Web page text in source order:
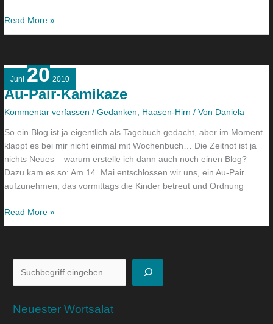
Read More »
Juni 20 2010
Au-Pair-Kamikaze
Kommentar verfassen /Gedanken Haasen-Hirn / Von Daniela
So ein Blog ist ja eigentlich als Tagebuch gedacht, aber im Moment
klappt es bei mir nicht einmal mit Wochenbuch… Die Zeitnot ist ja
nichts Neues – warum erstelle ich dann auch noch einen Blog?
Dazu kam es so: Am 14. Mai entschlossen wir uns, ein Au-Pair
aufzunehmen, das vormittags die Kinder betreut und Ordnung
Au-
Pair-
Kamikaze
Read More »
Neuester Wortsalat